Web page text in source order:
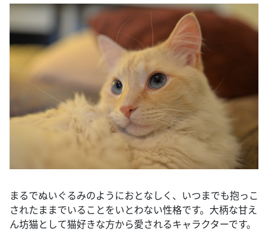
まるでぬいぐるみのようにおとなしく、いつまでも抱っこ
されたままでいることをいとわない性格です。大柄な甘え
ん坊猫として猫好きな方から愛されるキャラクターです。